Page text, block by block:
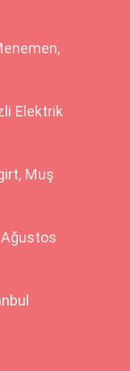
Elektrik
Muş
Ağustos